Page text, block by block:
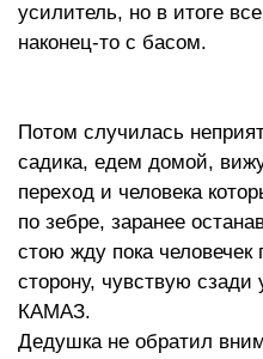
усилитель, но в итоге
наконец-то с басом.
Потом случилась
садика, едем домой,
переход и человека
по зебре, заранее
стою жду пока человечек
сторону, чувствую
КАМАЗ.
Дедушка не обратил